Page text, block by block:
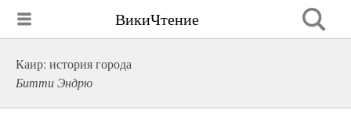
ВикиЧтение
Каир: история города
Битти Эндрю